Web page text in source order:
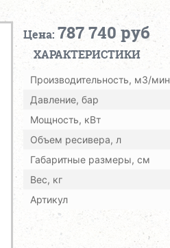
Цена: 787 740 руб
ХАРАКТЕРИСТИКИ
Производительность, м3/мин
Давление, бар
Мощность, кВт
Объем ресивера, л
Габаритные размеры, см
Вес, кг
Артикул